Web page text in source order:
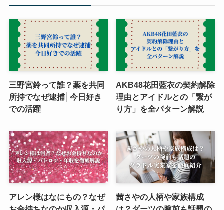
三野宮鈴って誰？薬を共同
所持でなぜ逮捕│今日好き
での活躍
AKB48花田藍衣の契約解除
理由とアイドルとの「繋が
り方」を全パターン解説
アレン様はなにもの？なぜ
茜さやの人柄や家族構成